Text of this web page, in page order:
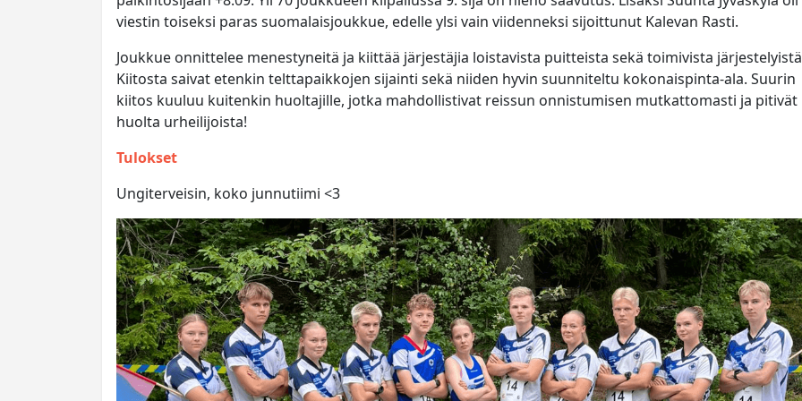
viestin toiseksi paras suomalaisjoukkue, edelle ylsi vain viidenneksi sijoittunut Kalevan Rasti.
Joukkue onnittelee menestyneitä ja kiittää järjestäjia loistavista puitteista sekä toimivista
Kiitosta saivat etenkin telttapaikkojen sijainti sekä niiden hyvin suunniteltu kokonaispinta-ala. Suurin
kiitos kuuluu kuitenkin huoltajille, jotka mahdollistivat reissun onnistumisen mutkattomasti ja pitivät
huolta urheilijoista!
Tulokset
Ungiterveisin, koko junnutiimi <3